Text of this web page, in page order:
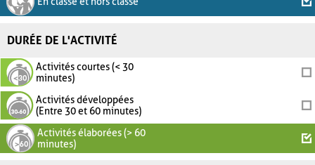
DURÉE DE L'ACTIVITÉ
Activités courtes (< 30
minutes)
Activités développées
(Entre 30 et 60 minutes)
Activités élaborées (> 60
minutes)